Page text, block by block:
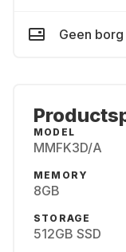
Geen
MODEL
MMFK3D/A
MEMORY
8GB
STORAGE
512GB SSD